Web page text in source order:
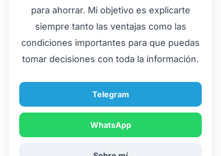
para ahorrar. Mi objetivo es explicarte
siempre tanto las ventajas como las
condiciones importantes para que puedas
tomar decisiones con toda la información.
Telegram
WhatsApp